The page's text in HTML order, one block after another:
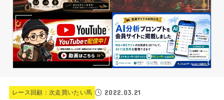
レース回顧：次走買いたい馬 2022.03.21